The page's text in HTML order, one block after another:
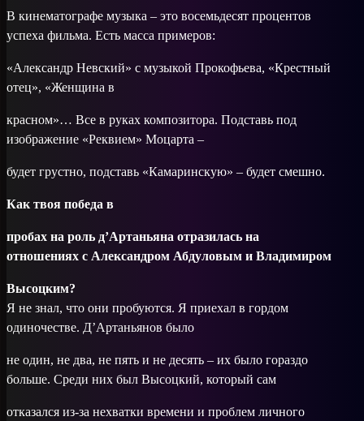
В кинематографе музыка – это восемьдесят процентов
успеха фильма. Есть масса примеров:
«Александр Невский» с музыкой Прокофьева, «Крестный
отец», «Женщина в
красном»… Все в руках композитора. Подставь под
изображение «Реквием» Моцарта –
будет грустно, подставь «Камаринскую» – будет смешно.
Как твоя победа в
пробах на роль д’Артань­яна отразилась на
отношениях с Александ­ром Абдуловым и Владимиром
Высоцким?
Я не знал, что они пробуются. Я приехал в гордом
одиночестве. Д’Артаньянов было
не один, не два, не пять и не десять – их было гораздо
больше. Среди них был Высоцкий, который сам
отказался из-за нехватки времени и проблем личного